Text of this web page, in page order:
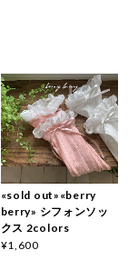
«sold out»«berry
berry» シフォンソッ
クス 2colors
¥1,600